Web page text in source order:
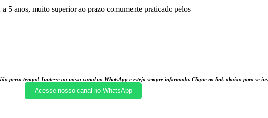
5 anos, muito superior ao prazo comumente praticado pelos
perca tempo! Junte-se ao nosso canal no WhatsApp e esteja sempre informado. Clique no link abaixo para se
Acesse nosso canal no WhatsApp